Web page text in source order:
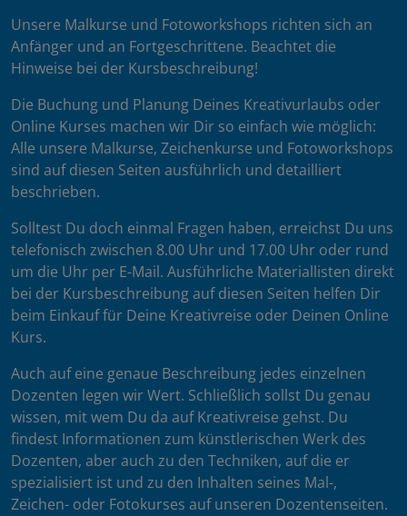
Unsere Malkurse und Fotoworkshops richten sich an
Anfänger und an Fortgeschrittene. Beachtet die
Hinweise bei der Kursbeschreibung!
Die Buchung und Planung Deines Kreativurlaubs oder
Online Kurses machen wir Dir so einfach wie möglich:
Alle unsere Malkurse, Zeichenkurse und Fotoworkshops
sind auf diesen Seiten ausführlich und detailliert
beschrieben.
Solltest Du doch einmal Fragen haben, erreichst Du uns
telefonisch zwischen 8.00 Uhr und 17.00 Uhr oder rund
um die Uhr per E-Mail. Ausführliche Materiallisten direkt
bei der Kursbeschreibung auf diesen Seiten helfen Dir
beim Einkauf für Deine Kreativreise oder Deinen Online
Kurs.
Auch auf eine genaue Beschreibung jedes einzelnen
Dozenten legen wir Wert. Schließlich sollst Du genau
wissen, mit wem Du da auf Kreativreise gehst. Du
findest Informationen zum künstlerischen Werk des
Dozenten, aber auch zu den Techniken, auf die er
spezialisiert ist und zu den Inhalten seines Mal-,
Zeichen- oder Fotokurses auf unseren Dozentenseiten.